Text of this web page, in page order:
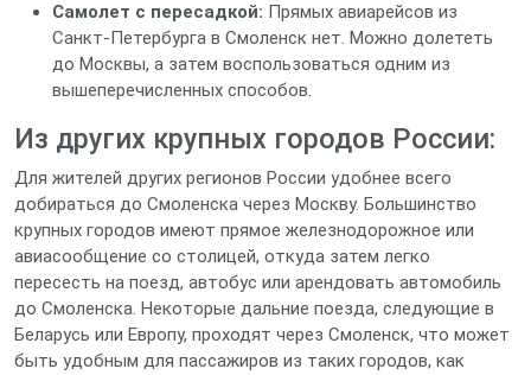
Самолет с пересадкой: Прямых авиарейсов из
Санкт-Петербурга в Смоленск нет. Можно долететь
до Москвы, а затем воспользоваться одним из
вышеперечисленных способов.
Из других крупных городов России:
Для жителей других регионов России удобнее всего
добираться до Смоленска через Москву. Большинство
крупных городов имеют прямое железнодорожное или
авиасообщение со столицей, откуда затем легко
пересесть на поезд, автобус или арендовать автомобиль
до Смоленска. Некоторые дальние поезда, следующие в
Беларусь или Европу, проходят через Смоленск, что может
быть удобным для пассажиров из таких городов, как